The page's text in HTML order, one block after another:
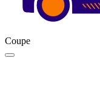
Coupe